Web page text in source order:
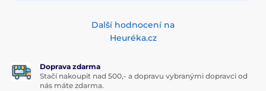
Další hodnocení na
Heuréka.cz
Doprava zdarma
Stačí nakoupit nad 500,- a dopravu vybranými dopravci od
nás máte zdarma.